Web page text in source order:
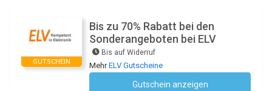
GUTSCHEIN
Bis zu 70% Rabatt bei den
Sonderangeboten bei ELV
Bis auf Widerruf
MehrELV Gutscheine
Gutschein anzeigen